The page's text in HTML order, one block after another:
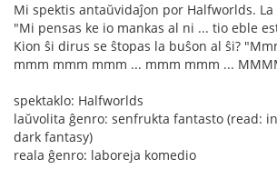
Mi spektis antaŭvidaĵon por Halfworlds.
"Mi pensas ke io mankas al ni ... tio eble
Kion ŝi dirus se ŝtopas la buŝon al ŝi?
mmm mmm mmm ... mmm mmm ...
spektaklo: Halfworlds
laŭvolita ĝenro: senfrukta fantasto (read:
dark fantasy)
reala ĝenro: laboreja komedio